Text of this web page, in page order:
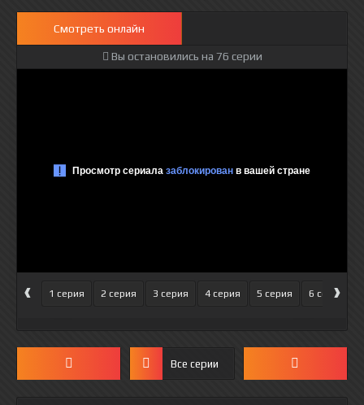
Смотреть онлайн
Вы остановились на 76 серии
‹ 1 серия 2 серия 3 серия 4 серия 5 серия 6 серия
›
Все серии